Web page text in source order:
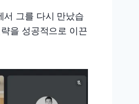
서 그를 다시 만났습
을 성공적으로 이끈